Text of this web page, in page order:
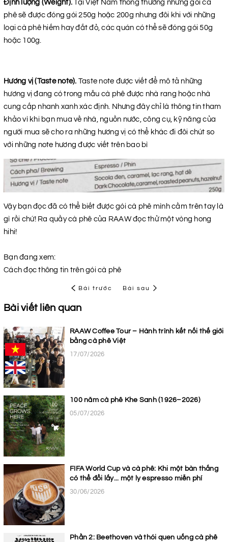
Định lượng (Weight).
Tại Việt Nam thông thường những gói cà
phê sẽ được đóng gói 250g hoặc 200g nhưng đôi khi với những
loại cà phê hiếm hay đắt đỏ, các quán có thể sẽ đóng gói 50g
hoặc 100g.
Hương vị (Taste note). Taste note được viết để mô tả những
hương vị đang có trong mẫu cà phê được nhà rang hoặc nhà
cung cấp nhanh xanh xác định. Nhưng đây chỉ là thông tin tham
khảo vì khi bạn mua về nhà, nguồn nước, công cụ, kỹ năng của
người mua sẽ cho ra những hương vị có thể khác đi đôi chút so
với những note hương được viết trên bao bì
Vậy bạn đọc đã có thể biết được gói cà phê mình cầm trên tay là
gì rồi chứ! Ra quầy cà phê của RAAW đọc thử một vòng hong
hihi!
Bạn đang xem:
Cách đọc thông tin trên gói cà phê
Bài trước Bài sau
Bài viết liên quan
RAAW Coffee Tour – Hành trình kết nối thế giới
bằng cà phê Việt
17/07/2026
100 năm cà phê Khe Sanh (1926–2026)
05/07/2026
FIFA World Cup và cà phê: Khi một bàn thắng
có thể đổi lấy... một ly espresso miễn phí
30/06/2026
Phần 2: Beethoven và thói quen uống cà phê